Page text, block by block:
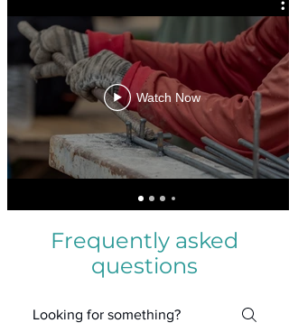
Watch Now
Frequently asked
questions